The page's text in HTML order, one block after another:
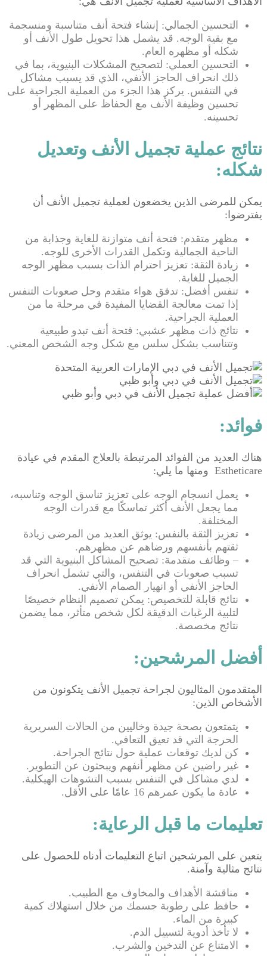
التحسين الجمالي: إنشاء فتحة أنف متناسبة ومنسجمة
مع بقية الوجه. قد يشمل هذا تحويل طول الأنف أو
شكله أو مظهره العام.
التحسين العملي: لتصحيح المشكلات البنيوية، بما في
ذلك انحراف الحاجز الأنفي، الذي قد يسبب مشاكل
في التنفس. يركز هذا الجزء من العملية الجراحية على
تحسين وظيفة الأنف مع الحفاظ على المظهر أو
تحسينه.
نتائج عملية تجميل الأنف وتعديل
شكله:
يمكن للمرضى الذين يخضعون لعملية تجميل الأنف أن
يفترضوا:
مظهر متقدم: فتحة أنف متوازنة للغاية وجذابة من
الناحية الجمالية وتكمل القدرات الأخرى للوجه.
زيادة الثقة: تعزيز احترام الذات بسبب مظهر الوجه
الجميل للغاية.
تنفس أفضل: تدفق هواء متقدم وحل صعوبات التنفس
إذا تمت معالجة القضايا المفيدة في مرحلة ما من
العملية الجراحية.
نتائج ذات مظهر عشبي: فتحة أنف تبدو طبيعية
وتتناسب بشكل سلس مع شكل وجه الشخص المعني.
فوائد:
هناك العديد من الفوائد المرتبطة بالعلاج المقدم في عيادة
Estheticare ومنها ما يلي:
يعمل انسجام الوجه على تعزيز تناسق الوجه وتناسبه،
مما يجعل الأنف أكثر تماسكًا مع قدرات الوجه
المختلفة.
تعزيز الثقة بالنفس: يوثق العديد من المرضى زيادة
ثقتهم بأنفسهم ورضاهم عن مظهرهم.
– وظائف متقدمة: تصحيح المشاكل البنيوية التي قد
تسبب صعوبات في التنفس، والتي تشمل انحراف
الحاجز الأنفي أو انهيار الصمام الأنفي.
نتائج قابلة للتخصيص: يمكن تصميم النظام خصيصًا
لتلبية الرغبات الدقيقة لكل شخص متأثر، مما يضمن
نتائج مخصصة.
أفضل المرشحين:
المتقدمون المثاليون لجراحة تجميل الأنف يتكونون من
الأشخاص الذين:
يتمتعون بصحة جيدة وخاليين من الحالات السريرية
الحرجة التي قد تعيق التعافي.
كن لديك توقعات عملية حول نتائج الجراحة.
غير راضين عن مظهر أنفهم ويبحثون عن التطوير.
لدي مشاكل في التنفس بسبب التشوهات الهيكلية.
عادة ما يكون عمرهم 16 عامًا على الأقل.
تعليمات ما قبل الرعاية:
يتعين على المرشحين اتباع التعليمات أدناه للحصول على
نتائج مثالية وآمنة.
مناقشة الأهداف والمخاوف مع الطبيب.
حافظ على رطوبة جسمك من خلال استهلاك كمية
كبيرة من الماء.
لا تأخذ أدوية لتسييل الدم.
الامتناع عن التدخين والشرب.